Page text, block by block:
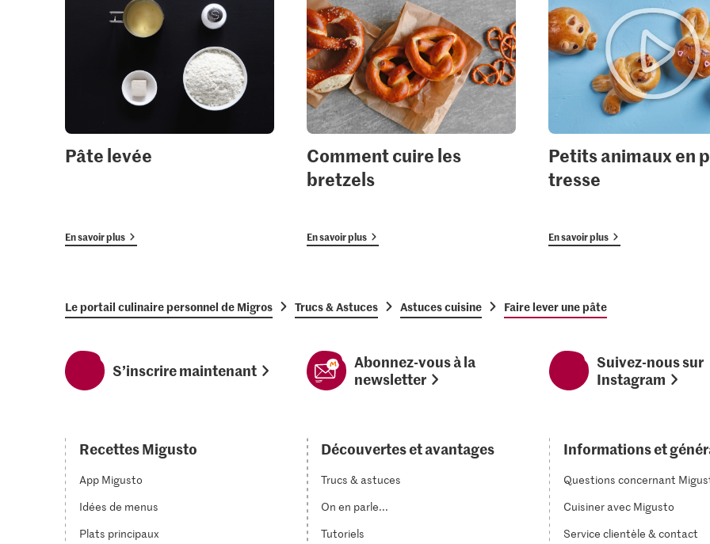
Pâte levée
En savoir plus
Comment cuire les
bretzels
En savoir plus
Petits animaux en
tresse
En savoir plus
Le portail culinaire personnel de Migros Trucs & Astuces Astuces cuisine Faire lever une pâte
S’inscrire maintenant
Abonnez-vous à la
newsletter
Suivez-nous sur
Instagram
Recettes Migusto
App Migusto
Idées de menus
Plats principaux
Découvertes et avantages
Trucs & astuces
On en parle...
Tutoriels
Informations et
Questions concernant
Cuisiner avec Migusto
Service clientèle & contact